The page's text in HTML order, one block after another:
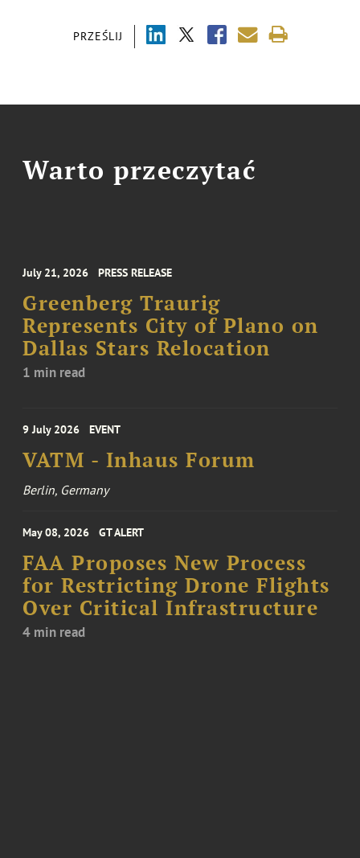
PRZEŚLIJ
Warto przeczytać
July 21, 2026 PRESS RELEASE
Greenberg Traurig
Represents City of Plano on
Dallas Stars Relocation
1 min read
9 July 2026 EVENT
VATM - Inhaus Forum
Berlin, Germany
May 08, 2026 GT ALERT
FAA Proposes New Process
for Restricting Drone Flights
Over Critical Infrastructure
4 min read